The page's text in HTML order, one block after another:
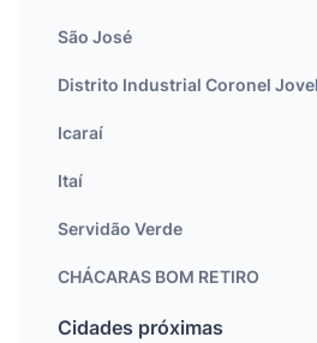
São José
Distrito Industrial Coronel
Icaraí
Itaí
Servidão Verde
CHÁCARAS BOM RETIRO
Cidades próximas